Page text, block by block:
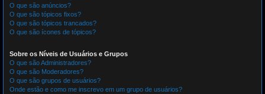
O que são anúncios?
O que são tópicos fixos?
O que são tópicos trancados?
O que são ícones de tópicos?
Sobre os Níveis de Usuários e Grupos
O que são Administradores?
O que são Moderadores?
O que são grupos de usuários?
Onde estão e como me inscrevo em um grupo de usuários?